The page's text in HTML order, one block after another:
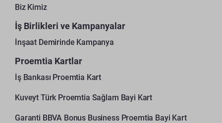
Biz Kimiz
İş Birlikleri ve Kampanyalar
İnşaat Demirinde Kampanya
Proemtia Kartlar
İş Bankası Proemtia Kart
Kuveyt Türk Proemtia Sağlam Bayi Kart
Garanti BBVA Bonus Business Proemtia Bayi Kart